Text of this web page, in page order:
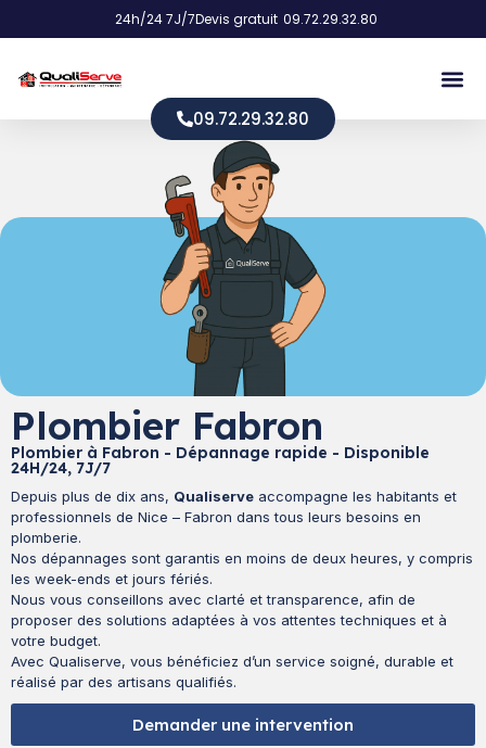
24h/24 7J/7Devis gratuit 09.72.29.32.80
09.72.29.32.80
Plombier Fabron
Plombier à Fabron - Dépannage rapide - Disponible
24H/24, 7J/7
Depuis plus de dix ans, Qualiserve accompagne les habitants et
professionnels de Nice – Fabron dans tous leurs besoins en
plomberie.
Nos dépannages sont garantis en moins de deux heures, y compris
les week-ends et jours fériés.
Nous vous conseillons avec clarté et transparence, afin de
proposer des solutions adaptées à vos attentes techniques et à
votre budget.
Avec Qualiserve, vous bénéficiez d’un service soigné, durable et
réalisé par des artisans qualifiés.
Demander une intervention